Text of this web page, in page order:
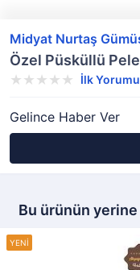
Midyat Nurtaş
Özel Püsküllü
İlk Yorumu
Gelince Haber Ver
Bu ürünün